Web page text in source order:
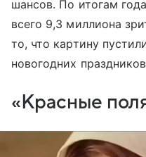
шансов. По итогам
всего 9,3 миллиона
то, что картину
новогодних
«Красные